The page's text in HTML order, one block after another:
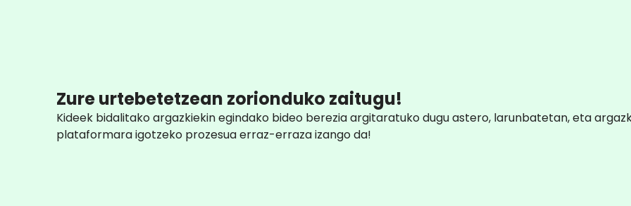
Zure urtebetetzean zorionduko zaitugu!
Kideek bidalitako argazkiekin egindako bideo berezia argitaratuko dugu astero, larunbatetan, eta
plataformara igotzeko prozesua erraz-erraza izango da!